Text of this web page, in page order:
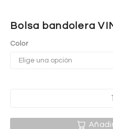
Bolsa bandolera
Color